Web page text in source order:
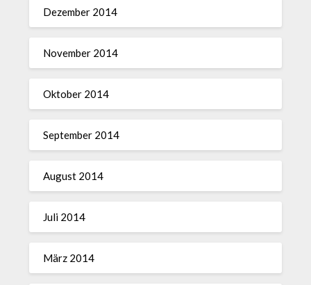
Dezember 2014
November 2014
Oktober 2014
September 2014
August 2014
Juli 2014
März 2014